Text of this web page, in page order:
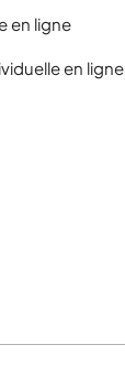
en ligne
en ligne